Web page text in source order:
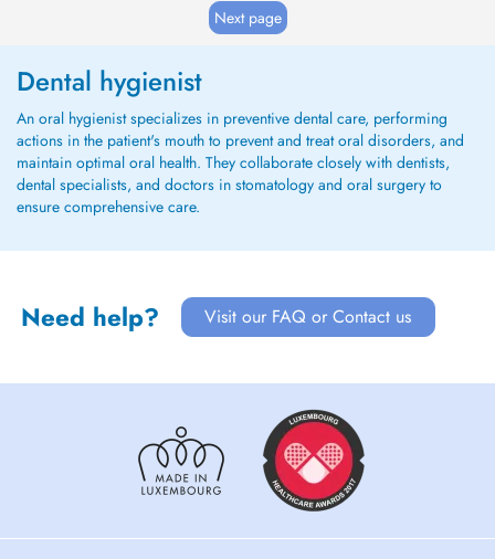
(Carie) - Extraction D...Next page
Dental hygienist
An oral hygienist specializes in preventive dental care, performing
actions in the patient's mouth to prevent and treat oral disorders, and
maintain optimal oral health. They collaborate closely with dentists,
dental specialists, and doctors in stomatology and oral surgery to
ensure comprehensive care.
Need help? Visit our FAQ or Contact us